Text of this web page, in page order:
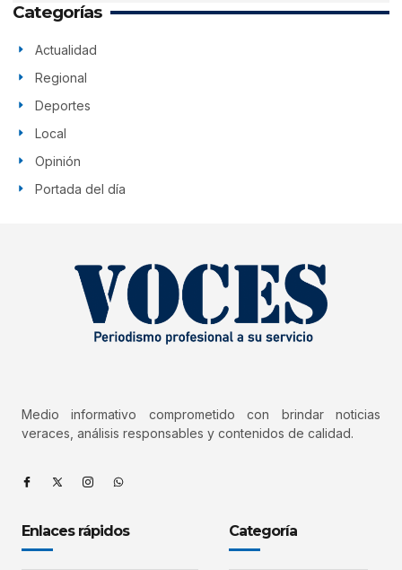
Categorías
Actualidad
Regional
Deportes
Local
Opinión
Portada del día
Medio informativo comprometido con brindar noticias
veraces, análisis responsables y contenidos de calidad.
Enlaces rápidos Categoría